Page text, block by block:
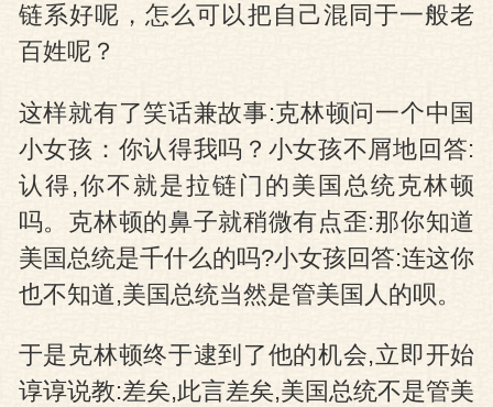
链系好呢，怎么可以把自己混同于一般老
百姓呢？
这样就有了笑话兼故事:克林顿问一个中国
小女孩：你认得我吗？小女孩不屑地回答:
认得,你不就是拉链门的美国总统克林顿
吗。克林顿的鼻子就稍微有点歪:那你知道
美国总统是千什么的吗?小女孩回答:连这你
也不知道,美国总统当然是管美国人的呗。
于是克林顿终于逮到了他的机会,立即开始
谆谆说教:差矣,此言差矣,美国总统不是管美